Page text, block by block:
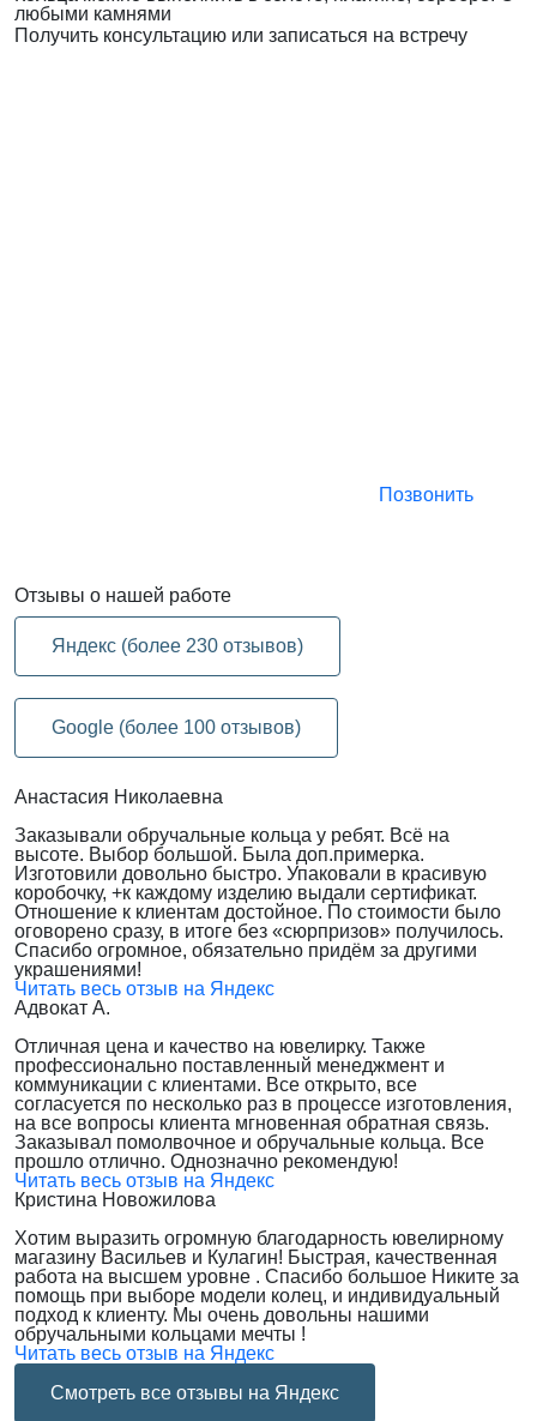
любыми камнями
Получить консультацию или записаться на встречу
Позвонить
Отзывы о нашей работе
Яндекс (более 230 отзывов)
Google (более 100 отзывов)
Анастасия Николаевна
Заказывали обручальные кольца у ребят. Всё на
высоте. Выбор большой. Была доп.примерка.
Изготовили довольно быстро. Упаковали в красивую
коробочку, +к каждому изделию выдали сертификат.
Отношение к клиентам достойное. По стоимости было
оговорено сразу, в итоге без «сюрпризов» получилось.
Спасибо огромное, обязательно придём за другими
украшениями!
Читать весь отзыв на Яндекс
Адвокат А.
Отличная цена и качество на ювелирку. Также
профессионально поставленный менеджмент и
коммуникации с клиентами. Все открыто, все
согласуется по несколько раз в процессе изготовления,
на все вопросы клиента мгновенная обратная связь.
Заказывал помолвочное и обручальные кольца. Все
прошло отлично. Однозначно рекомендую!
Читать весь отзыв на Яндекс
Кристина Новожилова
Хотим выразить огромную благодарность ювелирному
магазину Васильев и Кулагин! Быстрая, качественная
работа на высшем уровне . Спасибо большое Никите за
помощь при выборе модели колец, и индивидуальный
подход к клиенту. Мы очень довольны нашими
обручальными кольцами мечты !
Читать весь отзыв на Яндекс
Смотреть все отзывы на Яндекс